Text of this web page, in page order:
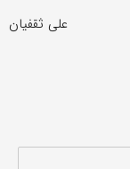
علی ثقفیان